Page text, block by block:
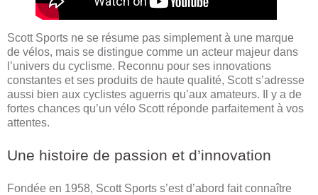
Scott Sports ne se résume pas simplement à une marque
de vélos, mais se distingue comme un acteur majeur dans
l’univers du cyclisme. Reconnu pour ses innovations
constantes et ses produits de haute qualité, Scott s’adresse
aussi bien aux cyclistes aguerris qu’aux amateurs. Il y a de
fortes chances qu’un vélo Scott réponde parfaitement à vos
attentes.
Une histoire de passion et d’innovation
Fondée en 1958, Scott Sports s’est d’abord fait connaître